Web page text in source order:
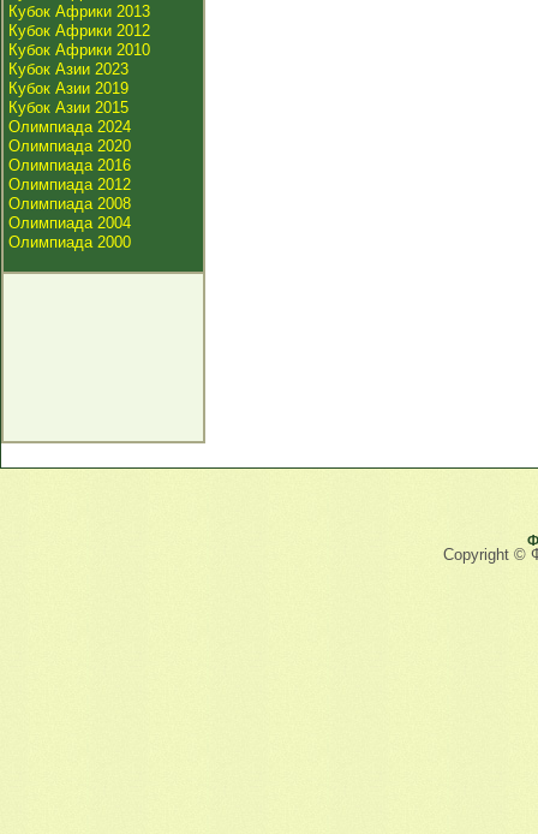
Кубок Африки 2013
Кубок Африки 2012
Кубок Африки 2010
Кубок Азии 2023
Кубок Азии 2019
Кубок Азии 2015
Олимпиада 2024
Олимпиада 2020
Олимпиада 2016
Олимпиада 2012
Олимпиада 2008
Олимпиада 2004
Олимпиада 2000
Copyright ©